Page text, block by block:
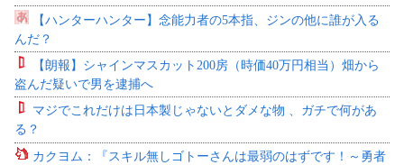
【ハンターハンター】念能力者の5本指、ジンの他に誰が入る
んだ？
【朗報】シャインマスカット200房（時価40万円相当）畑から
盗んだ疑いで男を逮捕へ
マジでこれだけは日本製じゃないとダメな物 、ガチで何があ
る？
カクヨム：『スキル無しゴトーさんは最弱のはずです！～勇者